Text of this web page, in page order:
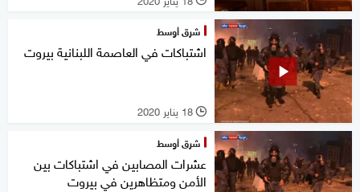
شرق أوسط
اشتباكات في العاصمة اللبنانية بيروت
l 18 يناير 2020
شرق أوسط
عشرات المصابين في اشتباكات بين
الأمن ومتظاهرين في بيروت